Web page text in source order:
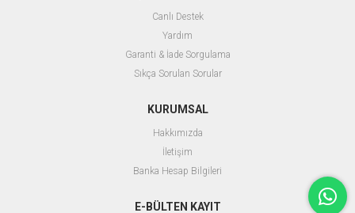
Canlı Destek
Yardım
Garanti & İade Sorgulama
Sıkça Sorulan Sorular
KURUMSAL
Hakkımızda
İletişim
Banka Hesap Bilgileri
E-BÜLTEN KAYIT